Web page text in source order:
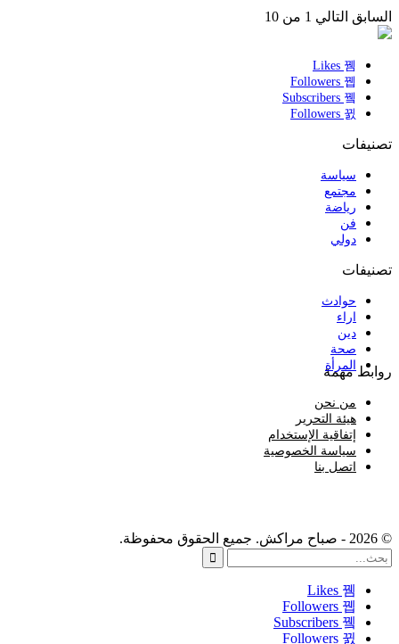
السابق التالي 1 من 10
تصنيفات
سياسة
مجتمع
رياضة
فن
دولي
تصنيفات
حوادث
اراء
دين
صحة
المرأة
روابط مهمة
من نحن
هيئة التحرير
إتفاقية الإستخدام
سياسة الخصوصية
اتصل بنا
© 2026 - صباح مراكش. جميع الحقوق محفوظة.